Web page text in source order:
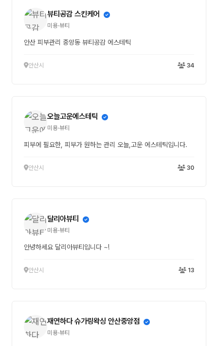
뷰티공감 스킨케어
미용·뷰티
안산 피부관리 중앙동 뷰티공감 에스테틱
안산시 34
오늘고운에스테틱
미용·뷰티
피부에 필요한, 피부가 원하는 관리 오늘,고운 에스테틱입니다.
안산시 30
달리아뷰티
미용·뷰티
안녕하세요 달리아뷰티입니다 ~!
안산시 13
재연하다 슈가링왁싱 안산중앙점
미용·뷰티